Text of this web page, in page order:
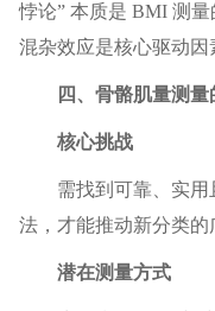
悖论” 本质是 BMI 测
混杂效应是核心驱动因
四、骨骼肌量测
核心挑战
需找到可靠、实
法，才能推动新分类的
潜在测量方式